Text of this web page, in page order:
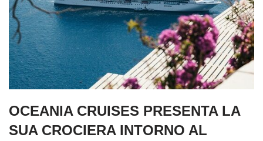
OCEANIA CRUISES PRESENTA LA
SUA CROCIERA INTORNO AL